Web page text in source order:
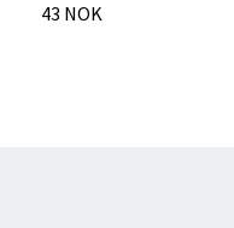
43 NOK